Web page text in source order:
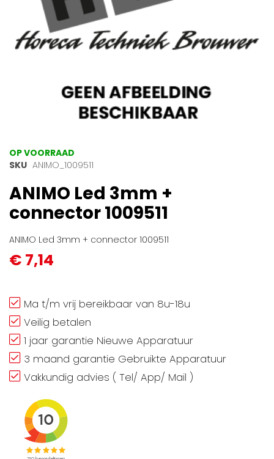
Ga
naar
begin
van
de
gallerij
OP VOORRAAD
SKU ANIMO_1009511
ANIMO Led 3mm +
connector 1009511
ANIMO Led 3mm + connector 1009511
€ 7,14
Ma t/m vrij bereikbaar van 8u-18u
Veilig betalen
1 jaar garantie Nieuwe Apparatuur
3 maand garantie Gebruikte Apparatuur
Vakkundig advies ( Tel/ App/ Mail )